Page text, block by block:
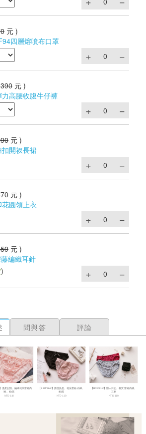
元 )
四層熔噴布口罩
390 元 )
高腰收腹牛仔褲
元 )
開衩長裙
元 )
圓領上衣
元 )
編織耳針
)
問與答 評論